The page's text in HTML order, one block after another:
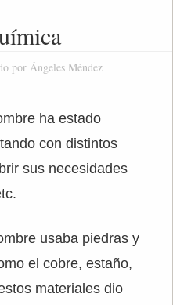
por Ángeles Méndez
ha estado
con distintos
sus necesidades
usaba piedras y
el cobre, estaño,
materiales dio